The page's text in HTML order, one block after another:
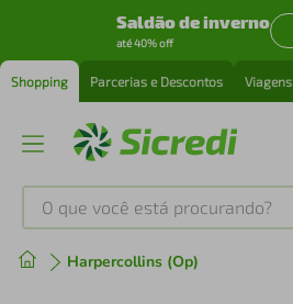
Saldão de inverno
até 40% off
Shopping Parcerias e Descontos Viagens
O que você está procurando?
Harpercollins (Op)
Produtos mais buscados